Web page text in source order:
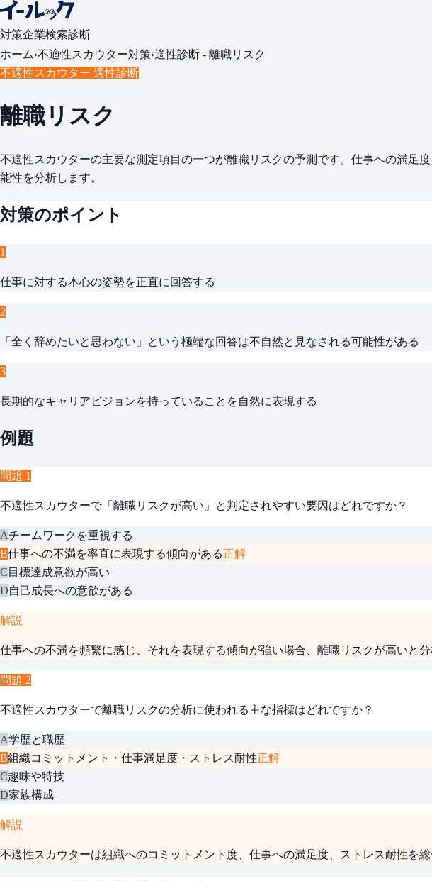
対策企業検索診断
ホーム›不適性スカウター対策›適性診断 - 離職リスク
不適性スカウター 適性診断
離職リスク
不適性スカウターの主要な測定項目の一つが離職リスクの予測です。仕事への満足
能性を分析します。
対策のポイント
1
仕事に対する本心の姿勢を正直に回答する
2
「全く辞めたいと思わない」という極端な回答は不自然と見なされる可能性がある
3
長期的なキャリアビジョンを持っていることを自然に表現する
例題
問題 1
不適性スカウターで「離職リスクが高い」と判定されやすい要因はどれですか？
Aチームワークを重視する
B仕事への不満を率直に表現する傾向がある正解
C 目標達成意欲が高い
D自己成長への意欲がある
解説
仕事への不満を頻繁に感じ、それを表現する傾向が強い場合、離職リスクが高いと分
問題 2
不適性スカウターで離職リスクの分析に使われる主な指標はどれですか？
A学歴と職歴
B組織コミットメント・仕事満足度・ストレス耐性正解
C趣味や特技
D家族構成
解説
不適性スカウターは組織へのコミットメント度、仕事への満足度、ストレス耐性を